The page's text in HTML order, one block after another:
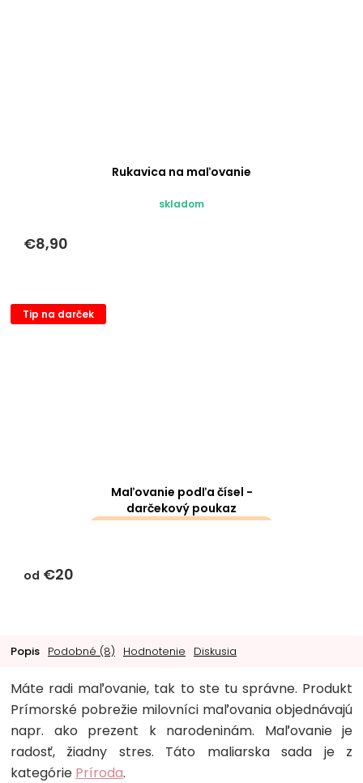
Rukavica na maľovanie
skladom
€8,90
Tip na darček
Maľovanie podľa čísel -
darčekový poukaz
od €20
Popis Podobné (8) Hodnotenie Diskusia
Máte radi maľovanie, tak to ste tu správne. Produkt
Prímorské pobrežie milovníci maľovania objednávajú
napr. ako prezent k narodeninám. Maľovanie je
radosť, žiadny stres. Táto maliarska sada je z
kategórie Príroda.